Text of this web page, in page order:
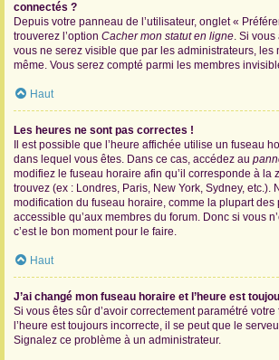
connectés ?
Depuis votre panneau de l’utilisateur, onglet «
trouverez l’option Cacher mon statut en ligne. Si vous
vous ne serez visible que par les administrateurs, les
même. Vous serez compté parmi les membres
Haut
Les heures ne sont pas correctes !
Il est possible que l’heure affichée utilise un fuseau
dans lequel vous êtes. Dans ce cas, accédez au
modifiez le fuseau horaire afin qu’il corresponde à la
trouvez (ex : Londres, Paris, New York, Sydney, etc.).
modification du fuseau horaire, comme la plupart des
accessible qu’aux membres du forum. Donc si vous
c’est le bon moment pour le faire.
Haut
J’ai changé mon fuseau horaire et l’heure est
Si vous êtes sûr d’avoir correctement paramétré
l’heure est toujours incorrecte, il se peut que le
Signalez ce problème à un administrateur.